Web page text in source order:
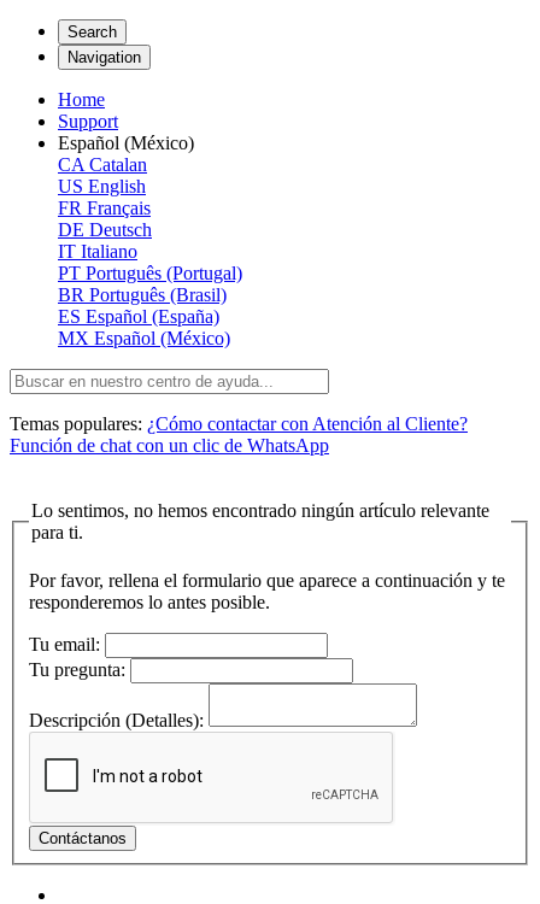
Search
Navigation
Home
Support
Español (México)
CA Catalan
US English
FR Français
DE Deutsch
IT Italiano
PT Português (Portugal)
BR Português (Brasil)
ES Español (España)
MX Español (México)
Temas populares: ¿Cómo contactar con Atención al Cliente?
Función de chat con un clic de WhatsApp
Lo sentimos, no hemos encontrado ningún artículo relevante
para ti.
Por favor, rellena el formulario que aparece a continuación y te
responderemos lo antes posible.
Tu email:
Tu pregunta:
Descripción (Detalles):